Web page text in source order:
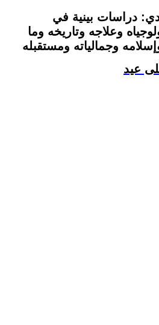
دراسات بينية في
وعلاجه وتاريخه وما
وجمالياته ومستقبله
عيد